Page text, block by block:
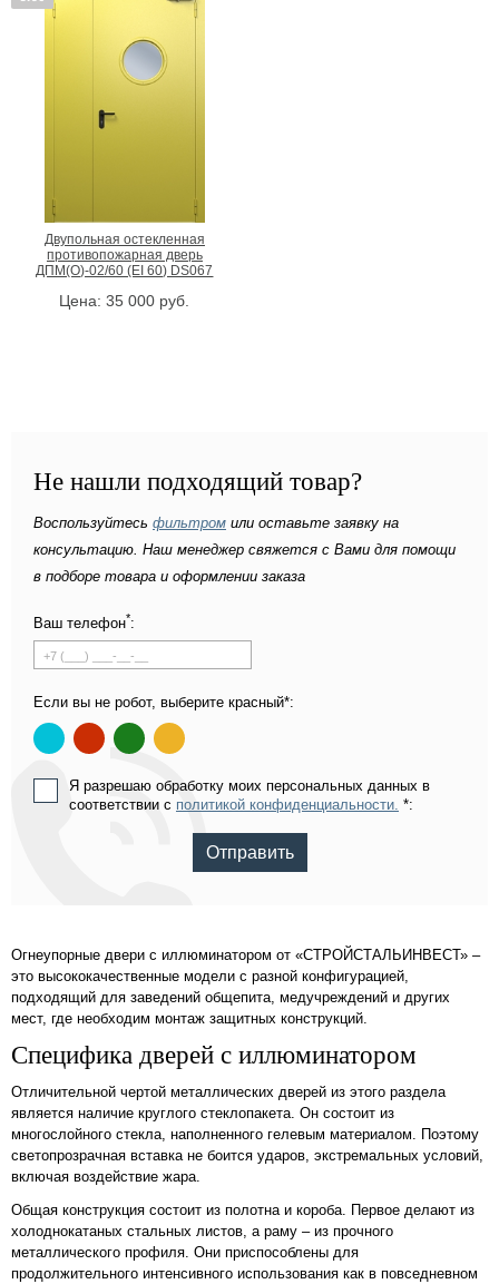
Двупольная остекленная
противопожарная дверь
ДПМ(О)-02/60 (EI 60) DS067
Цена:35 000 руб.
Не нашли подходящий товар?
Воспользуйтесь фильтром или оставьте заявку на
консультацию. Наш менеджер свяжется с Вами для помощи
в подборе товара и оформлении заказа
Ваш телефон*:
Если вы не робот, выберите красный*:
Я разрешаю обработку моих персональных данных в
соответствии с политикой конфиденциальности. *:
Отправить
Огнеупорные двери с иллюминатором от «СТРОЙСТАЛЬИНВЕСТ» –
это высококачественные модели с разной конфигурацией,
подходящий для заведений общепита, медучреждений и других
мест, где необходим монтаж защитных конструкций.
Специфика дверей с иллюминатором
Отличительной чертой металлических дверей из этого раздела
является наличие круглого стеклопакета. Он состоит из
многослойного стекла, наполненного гелевым материалом. Поэтому
светопрозрачная вставка не боится ударов, экстремальных условий,
включая воздействие жара.
Общая конструкция состоит из полотна и короба. Первое делают из
холоднокатаных стальных листов, а раму – из прочного
металлического профиля. Они приспособлены для
продолжительного интенсивного использования как в повседневном